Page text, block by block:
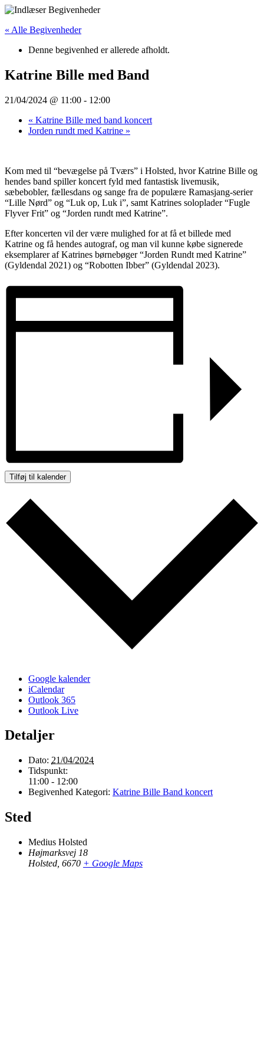
Videre
indhold
« Alle Begivenheder
Denne begivenhed er allerede afholdt.
Katrine Bille med Band
21/04/2024 @ 11:00 - 12:00
« Katrine Bille med band koncert
Jorden rundt med Katrine »
Kom med til “bevægelse på Tværs” i Holsted, hvor Katrine Bille og
hendes band spiller koncert fyld med fantastisk livemusik,
sæbebobler, fællesdans og sange fra de populære Ramasjang-serier
“Lille Nørd” og “Luk op, Luk i”, samt Katrines soloplader “Fugle
Flyver Frit” og “Jorden rundt med Katrine”.
Efter koncerten vil der være mulighed for at få et billede med
Katrine og få hendes autograf, og man vil kunne købe signerede
eksemplarer af Katrines børnebøger “Jorden Rundt med Katrine”
(Gyldendal 2021) og “Robotten Ibber” (Gyldendal 2023).
Tilføj til kalender
Google kalender
iCalendar
Outlook 365
Outlook Live
Detaljer
Dato: 21/04/2024
Tidspunkt:
11:00 - 12:00
Begivenhed Kategori: Katrine Bille Band koncert
Sted
Medius Holsted
Højmarksvej 18
Holsted 6670 + Google Maps